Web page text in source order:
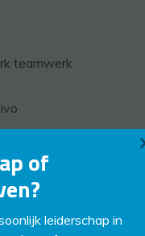
teamwerk
-Links
of
leiderschap in